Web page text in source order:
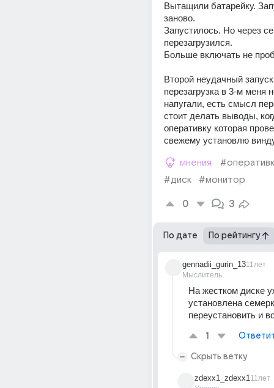
Вытащили батарейку.
заново.
Запустилось. Но через
перезагрузился.
Больше включать не
Второй неудачный
перезагрузка в 3-м меня
напугали, есть смысл
стоит делать выводы,
оперативку которая
свежему установлю
мнения
#диск
#монитор
0 3
По дате По рейтингу
gennadii_gurin_13
Мыслитель
11лет
На жестком диске
установлена
переустановить и
1
Скрыть ветку
zdexx1_zdexx111лет